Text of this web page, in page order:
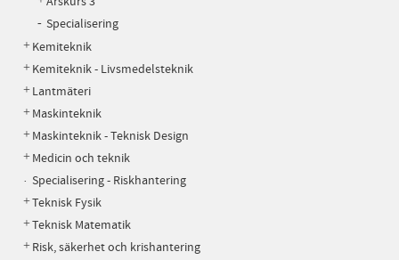
Specialisering
Kemiteknik
Kemiteknik - Livsmedelsteknik
Lantmäteri
Maskinteknik
Maskinteknik - Teknisk Design
Medicin och teknik
Specialisering - Riskhantering
Teknisk Fysik
Teknisk Matematik
Risk, säkerhet och krishantering